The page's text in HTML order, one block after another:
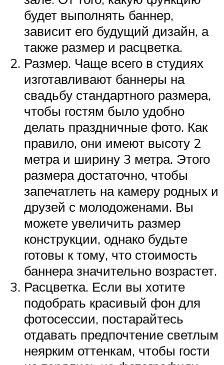
будет выполнять баннер,
зависит его будущий дизайн, а
также размер и расцветка.
Размер. Чаще всего в студиях
изготавливают баннеры на
свадьбу стандартного размера,
чтобы гостям было удобно
делать праздничные фото. Как
правило, они имеют высоту 2
метра и ширину 3 метра. Этого
размера достаточно, чтобы
запечатлеть на камеру родных и
друзей с молодоженами. Вы
можете увеличить размер
конструкции, однако будьте
готовы к тому, что стоимость
баннера значительно возрастет.
Расцветка. Если вы хотите
подобрать красивый фон для
фотосессии, постарайтесь
отдавать предпочтение светлым
неярким оттенкам, чтобы гости